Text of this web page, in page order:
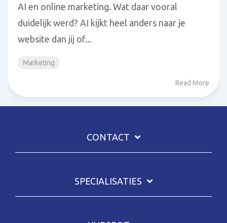
AI en online marketing. Wat daar vooral
duidelijk werd? AI kijkt heel anders naar je
website dan jij of...
Marketing
Read More
CONTACT
SPECIALISATIES